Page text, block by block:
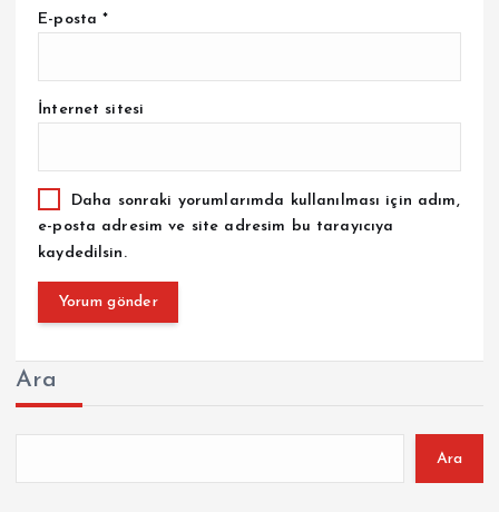
E-posta*
İnternet sitesi
Daha sonraki yorumlarımda kullanılması için adım,
e-posta adresim ve site adresim bu tarayıcıya
kaydedilsin.
Ara
Ara